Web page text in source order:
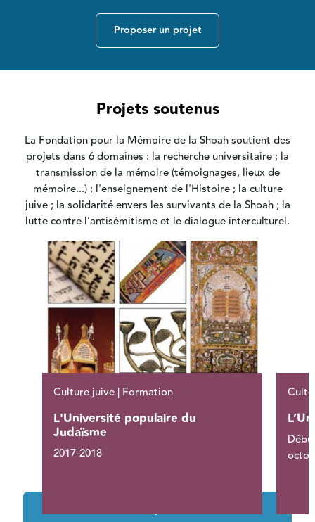
Proposer un projet
Projets soutenus
La Fondation pour la Mémoire de la Shoah soutient des
projets dans 6 domaines : la recherche universitaire ; la
transmission de la mémoire (témoignages, lieux de
mémoire...) ; l'enseignement de l'Histoire ; la culture
juive ; la solidarité envers les survivants de la Shoah ; la
lutte contre l’antisémitisme et le dialogue interculturel.
Culture juive | Formation
L'Université populaire du
Judaïsme
2017-2018